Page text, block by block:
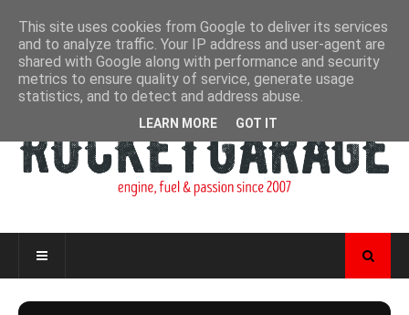
This site uses cookies from Google to deliver its services
and to analyze traffic. Your IP address and user-agent are
shared with Google along with performance and security
metrics to ensure quality of service, generate usage
statistics, and to detect and address abuse.
LEARN MORE GOT IT